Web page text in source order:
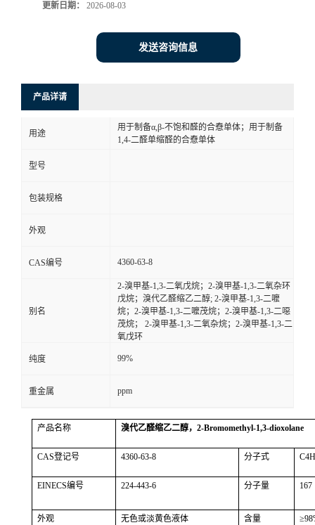
更新日期： 2026-08-03
发送咨询信息
产品详请
用途
用于制备α,β-不饱和醛的合憃单体；用于制备
1,4-二醛单缩醛的合憃单体
型号
包装规格
外观
CAS编号 4360-63-8
别名
2-溴甲基-1,3-二氧戊烷；2-溴甲基-1,3-二氧杂环
戊烷；溴代乙醛缩乙二醇; 2-溴甲基-1,3-二嚒
烷；2-溴甲基-1,3-二嚒茂烷；2-溴甲基-1,3-二噁
茂烷； 2-溴甲基-1,3-二氧杂烷；2-溴甲基-1,3-二
氧戊环
纯度 99%
重金属 ppm
产品名称 溴代乙醛缩乙二醇，2-Bromomethyl-1,3-dioxolane
CAS登记号 4360-63-8 分子式
EINECS编号 224-443-6 分子量 167
外观 无色或淡黄色液体 含量 ≥98